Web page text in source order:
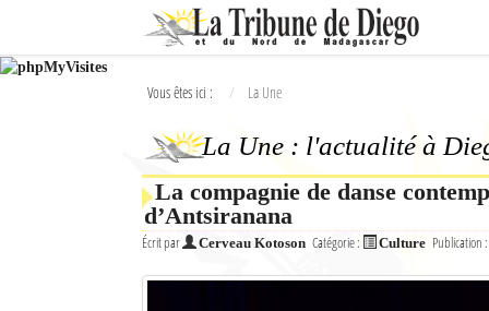
Ok
L'actualité à Diego Suarez
Vous êtes ici : La Une
La Une : l'actualité à
La compagnie de danse
d’Antsiranana
Écrit par Cerveau Kotoson Catégorie : Culture Publication :